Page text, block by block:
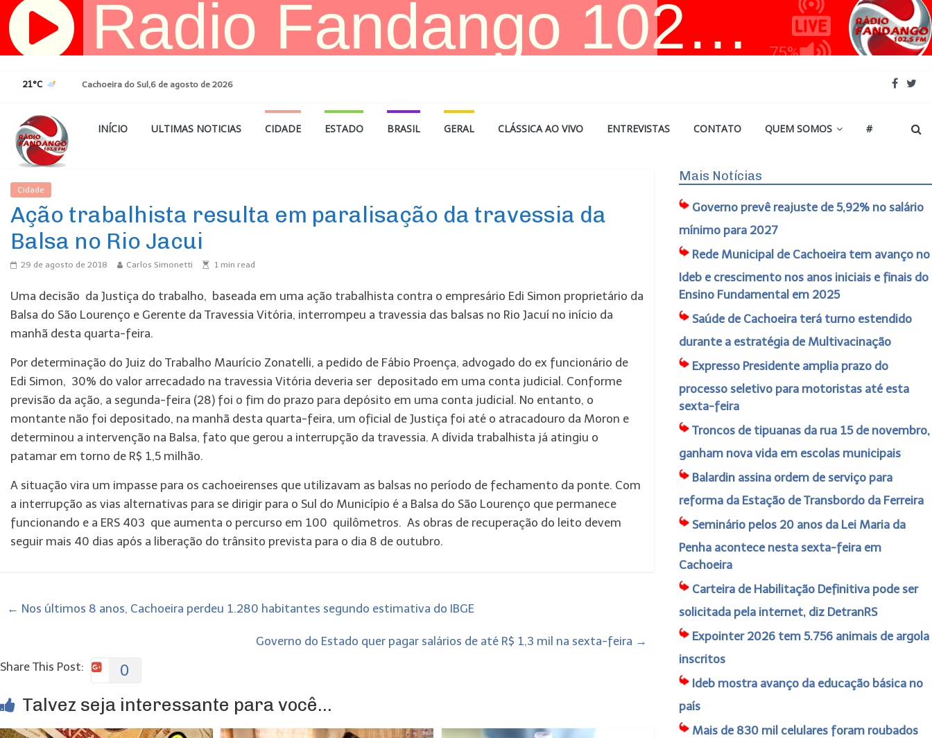
Pular
para
21°C Cachoeira do Sul,6 de agosto de 2026
INÍCIO ULTIMAS NOTICIAS CIDADE ESTADO BRASIL GERAL CLÁSSICA AO VIVO ENTREVISTAS CONTATO QUEM SOMOS #
Cidade
Ação trabalhista resulta em paralisação da travessia da
Balsa no Rio Jacui
29 de agosto de 2018 Carlos Simonetti 1 min read
Uma decisão da Justiça do trabalho, baseada em uma ação trabalhista contra o empresário Edi Simon proprietário da
Balsa do São Lourenço e Gerente da Travessia Vitória, interrompeu a travessia das balsas no Rio Jacuí no início da
manhã desta quarta-feira.
Por determinação do Juiz do Trabalho Maurício Zonatelli, a pedido de Fábio Proença, advogado do ex funcionário de
Edi Simon, 30% do valor arrecadado na travessia Vitória deveria ser depositado em uma conta judicial. Conforme
previsão da ação, a segunda-feira (28) foi o fim do prazo para depósito em uma conta judicial. No entanto, o
montante não foi depositado, na manhã desta quarta-feira, um oficial de Justiça foi até o atracadouro da Moron e
determinou a intervenção na Balsa, fato que gerou a interrupção da travessia. A dívida trabalhista já atingiu o
patamar em torno de R$ 1,5 milhão.
A situação vira um impasse para os cachoeirenses que utilizavam as balsas no período de fechamento da ponte. Com
a interrupção as vias alternativas para se dirigir para o Sul do Município é a Balsa do São Lourenço que permanece
funcionando e a ERS 403 que aumenta o percurso em 100 quilômetros. As obras de recuperação do leito devem
seguir mais 40 dias após a liberação do trânsito prevista para o dia 8 de outubro.
← Nos últimos 8 anos, Cachoeira perdeu 1.280 habitantes segundo estimativa do IBGE
Governo do Estado quer pagar salários de até R$ 1,3 mil na sexta-feira →
Share This Post:
0
Talvez seja interessante para você...
Mais Notícias
Governo prevê reajuste de 5,92% no salário
mínimo para 2027
Rede Municipal de Cachoeira tem avanço no
Ideb e crescimento nos anos iniciais e finais do
Ensino Fundamental em 2025
Saúde de Cachoeira terá turno estendido
durante a estratégia de Multivacinação
Expresso Presidente amplia prazo do
processo seletivo para motoristas até esta
sexta-feira
Troncos de tipuanas da rua 15 de novembro,
ganham nova vida em escolas municipais
Balardin assina ordem de serviço para
reforma da Estação de Transbordo da Ferreira
Seminário pelos 20 anos da Lei Maria da
Penha acontece nesta sexta-feira em
Cachoeira
Carteira de Habilitação Definitiva pode ser
solicitada pela internet, diz DetranRS
Expointer 2026 tem 5.756 animais de argola
inscritos
Ideb mostra avanço da educação básica no
país
Mais de 830 mil celulares foram roubados